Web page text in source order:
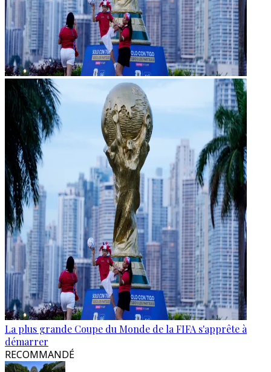
La plus grande Coupe du Monde de la FIFA s'apprête à
démarrer
RECOMMANDÉ